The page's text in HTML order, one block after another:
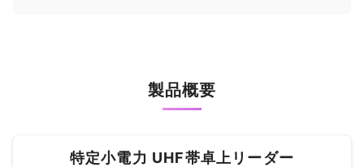
製品概要
特定小電力 UHF帯卓上リーダー